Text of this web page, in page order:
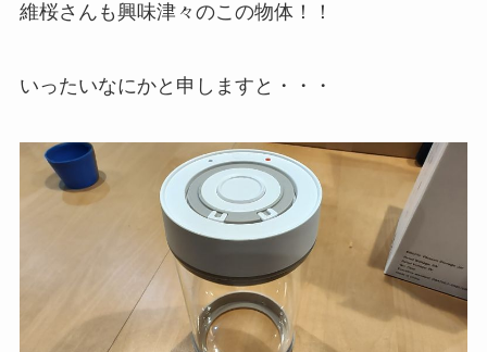
維桜さんも興味津々のこの物体！！
いったいなにかと申しますと・・・